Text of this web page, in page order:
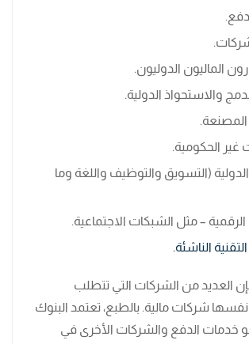
الماليون الدوليون.
والاستحواذ الدولية.
غير الحكومية.
(التسويق والتوظيف واللغة وما
الرقمية – مثل الشبكات الاجتماعية.
الناشئة.
العديد من الشركات التي تتطلب
شركات مالية. بالطبع، تعتمد البنوك
خدمات الدفع والشركات الأخرى في